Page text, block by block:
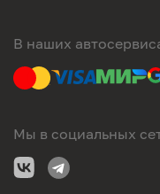
В наших
Мы в социальных